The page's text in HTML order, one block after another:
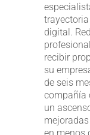
digital.
recibir
su
de seis
compañía
un